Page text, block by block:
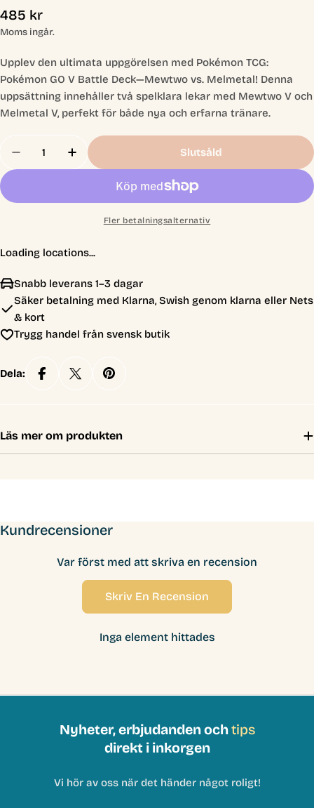
Ordinarie
pris
485 kr
Moms ingår.
Upplev den ultimata uppgörelsen med Pokémon TCG:
Pokémon GO V Battle Deck—Mewtwo vs. Melmetal! Denna
uppsättning innehåller två spelklara lekar med Mewtwo V och
Melmetal V, perfekt för både nya och erfarna tränare.
Minska Antal För The Pokémon TCG: Pokémon
Öka Antal För The Pokémon TCG:
Slutsåld
Fler betalningsalternativ
Loading locations...
Snabb leverans 1–3 dagar
Säker betalning med Klarna, Swish genom klarna eller Nets
& kort
Trygg handel från svensk butik
Dela:
Läs mer om produkten
Kundrecensioner
Var först med att skriva en recension
Skriv En Recension
Inga element hittades
Nyheter, erbjudanden ochtips
direkt i inkorgen
Vi hör av oss när det händer något roligt!